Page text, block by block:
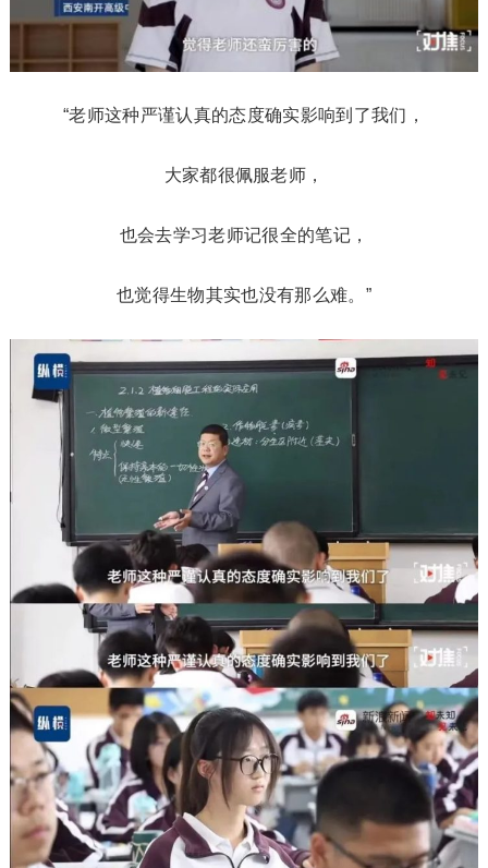
“老师这种严谨认真的态度确实影响到了我们，
大家都很佩服老师，
也会去学习老师记很全的笔记，
也觉得生物其实也没有那么难。”